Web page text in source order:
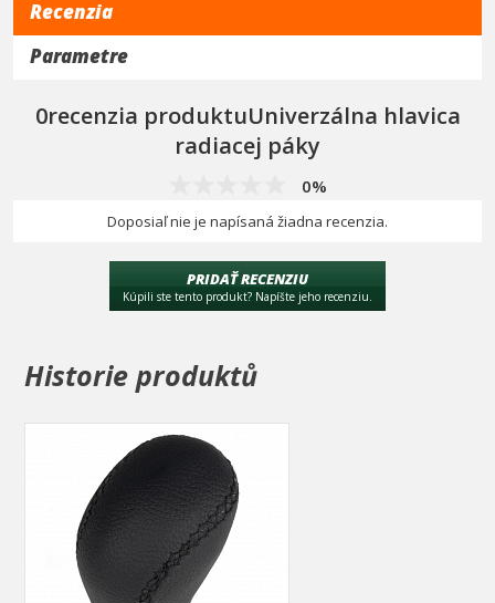
Recenzia
Parametre
0recenzia produktuUniverzálna hlavica
radiacej páky
0%
Doposiaľ nie je napísaná žiadna recenzia.
PRIDAŤ RECENZIU
Kúpili ste tento produkt? Napíšte jeho recenziu.
Historie produktů